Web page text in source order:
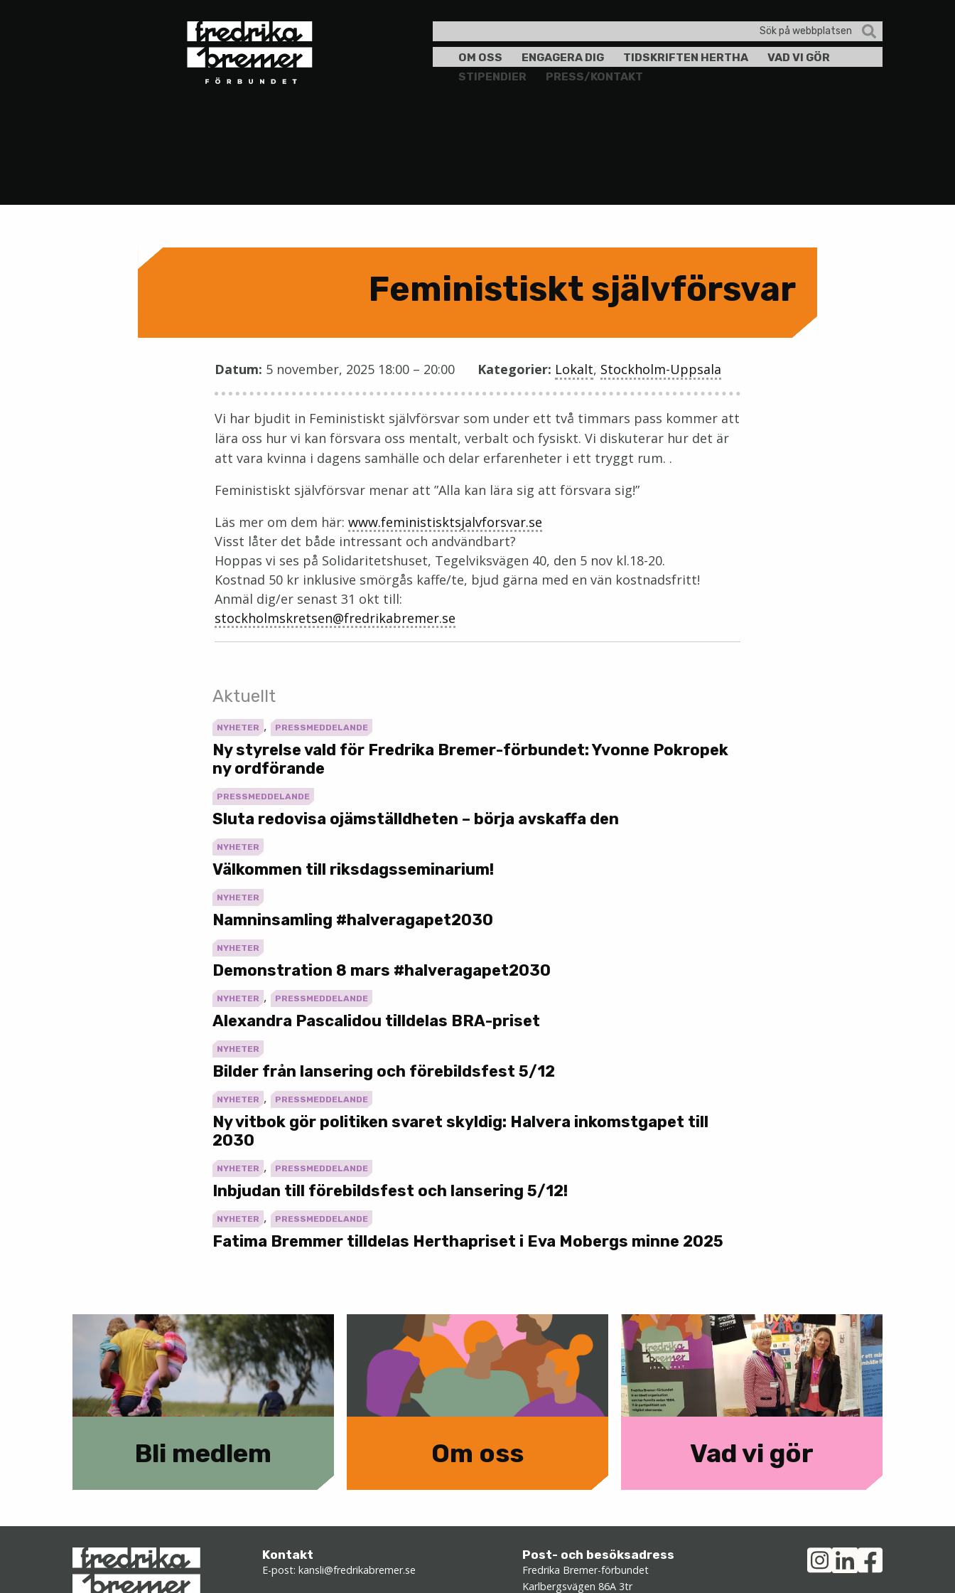
efter:
OM OSS ENGAGERA DIG TIDSKRIFTEN HERTHA
VAD VI GÖR
STIPENDIER
PRESS/KONTAKT
Feministiskt självförsvar
Datum: 5 november, 2025 18:00– 20:00 Kategorier: Lokalt, Stockholm-Uppsala
Vi har bjudit in Feministiskt självförsvar som under ett två timmars pass kommer att
lära oss hur vi kan försvara oss mentalt, verbalt och fysiskt. Vi diskuterar hur det är
att vara kvinna i dagens samhälle och delar erfarenheter i ett tryggt rum. .
Feministiskt självförsvar menar att ”Alla kan lära sig att försvara sig!”
Läs mer om dem här: www.feministisktsjalvforsvar.se
Visst låter det både intressant och andvändbart?
Hoppas vi ses på Solidaritetshuset, Tegelviksvägen 40, den 5 nov kl.18-20.
Kostnad 50 kr inklusive smörgås kaffe/te, bjud gärna med en vän kostnadsfritt!
Anmäl dig/er senast 31 okt till:
stockholmskretsen@fredrikabremer.se
Aktuellt
NYHETER , PRESSMEDDELANDE
Ny styrelse vald för Fredrika Bremer-förbundet: Yvonne Pokropek
ny ordförande
PRESSMEDDELANDE
Sluta redovisa ojämställdheten – börja avskaffa den
NYHETER
Välkommen till riksdagsseminarium!
NYHETER
Namninsamling #halveragapet2030
NYHETER
Demonstration 8 mars #halveragapet2030
NYHETER , PRESSMEDDELANDE
Alexandra Pascalidou tilldelas BRA-priset
NYHETER
Bilder från lansering och förebildsfest 5/12
NYHETER , PRESSMEDDELANDE
Ny vitbok gör politiken svaret skyldig: Halvera inkomstgapet till
2030
NYHETER , PRESSMEDDELANDE
Inbjudan till förebildsfest och lansering 5/12!
NYHETER , PRESSMEDDELANDE
Fatima Bremmer tilldelas Herthapriset i Eva Mobergs minne 2025
Bli medlem Om oss Vad vi gör
Kontakt
E-post: kansli@fredrikabremer.se
Post- och besöksadress
Fredrika Bremer-förbundet
Karlbergsvägen 86A 3tr